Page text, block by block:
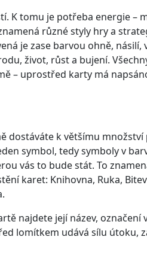
K tomu je potřeba energie –
různé styly hry a
je zase barvou ohně,
život, růst a bujení.
– uprostřed karty má
dostáváte k většímu
symbol, tedy symboly v
vás to bude stát. To
karet: Knihovna, Ruka,
najdete její název,
lomítkem udává sílu